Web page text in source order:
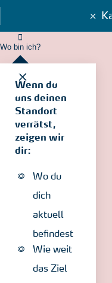
Wo bin ich?
Wenn du
uns deinen
Standort
verrätst,
zeigen wir
dir:
Wo du
dich
aktuell
befindest
Wie weit
das Ziel